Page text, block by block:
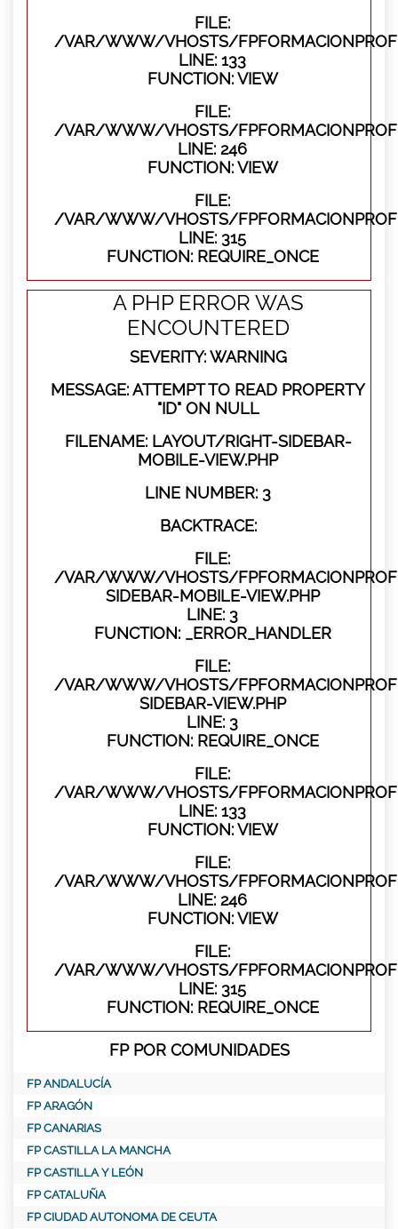
FILE:
/VAR/WWW/VHOSTS/
LINE: 133
FUNCTION: VIEW
FILE:
/VAR/WWW/VHOSTS/
LINE: 246
FUNCTION: VIEW
FILE:
/VAR/WWW/VHOSTS/
LINE: 315
FUNCTION: REQUIRE_ONCE
A PHP ERROR WAS
ENCOUNTERED
SEVERITY: WARNING
MESSAGE: ATTEMPT TO READ PROPERTY
"ID" ON NULL
FILENAME: LAYOUT/RIGHT-SIDEBAR-
MOBILE-VIEW.PHP
LINE NUMBER: 3
BACKTRACE:
FILE:
/VAR/WWW/VHOSTS/
SIDEBAR-MOBILE-VIEW.PHP
LINE: 3
FUNCTION: _ERROR_HANDLER
FILE:
/VAR/WWW/VHOSTS/
SIDEBAR-VIEW.PHP
LINE: 3
FUNCTION: REQUIRE_ONCE
FILE:
/VAR/WWW/VHOSTS/
LINE: 133
FUNCTION: VIEW
FILE:
/VAR/WWW/VHOSTS/
LINE: 246
FUNCTION: VIEW
FILE:
/VAR/WWW/VHOSTS/
LINE: 315
FUNCTION: REQUIRE_ONCE
FP POR COMUNIDADES
FP ANDALUCÍA
FP ARAGÓN
FP CANARIAS
FP CASTILLA LA MANCHA
FP CASTILLA Y LEÓN
FP CATALUÑA
FP CIUDAD AUTONOMA DE CEUTA